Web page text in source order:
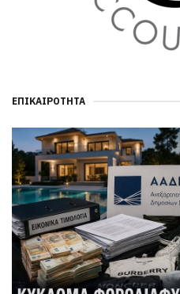
ΕΠΙΚΑΙΡΌΤΗΤΑ